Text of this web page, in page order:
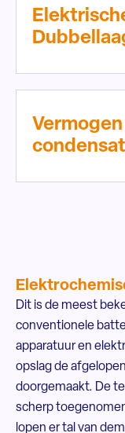
Dit is de meest
conventionele
apparatuur en
opslag de
doorgemaakt. De
scherp
lopen er tal van